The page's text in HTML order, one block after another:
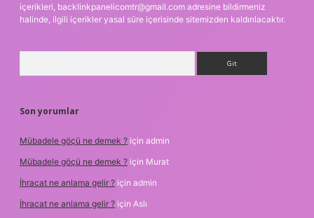
içerikleri, backlinkpanelicomtr@gmail.com adresine bildirmeniz
halinde, ilgili içerikler yasal süre içerisinde sitemizden kaldırılacaktır.
Son yorumlar
Mübadele göçü ne demek ? için admin
Mübadele göçü ne demek ? için Murat
İhracat ne anlama gelir ? için admin
İhracat ne anlama gelir ? için Aslı